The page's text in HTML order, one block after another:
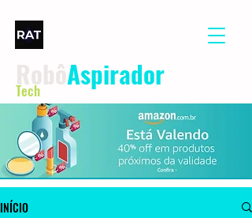
Aspirador
Tech
INÍCIO